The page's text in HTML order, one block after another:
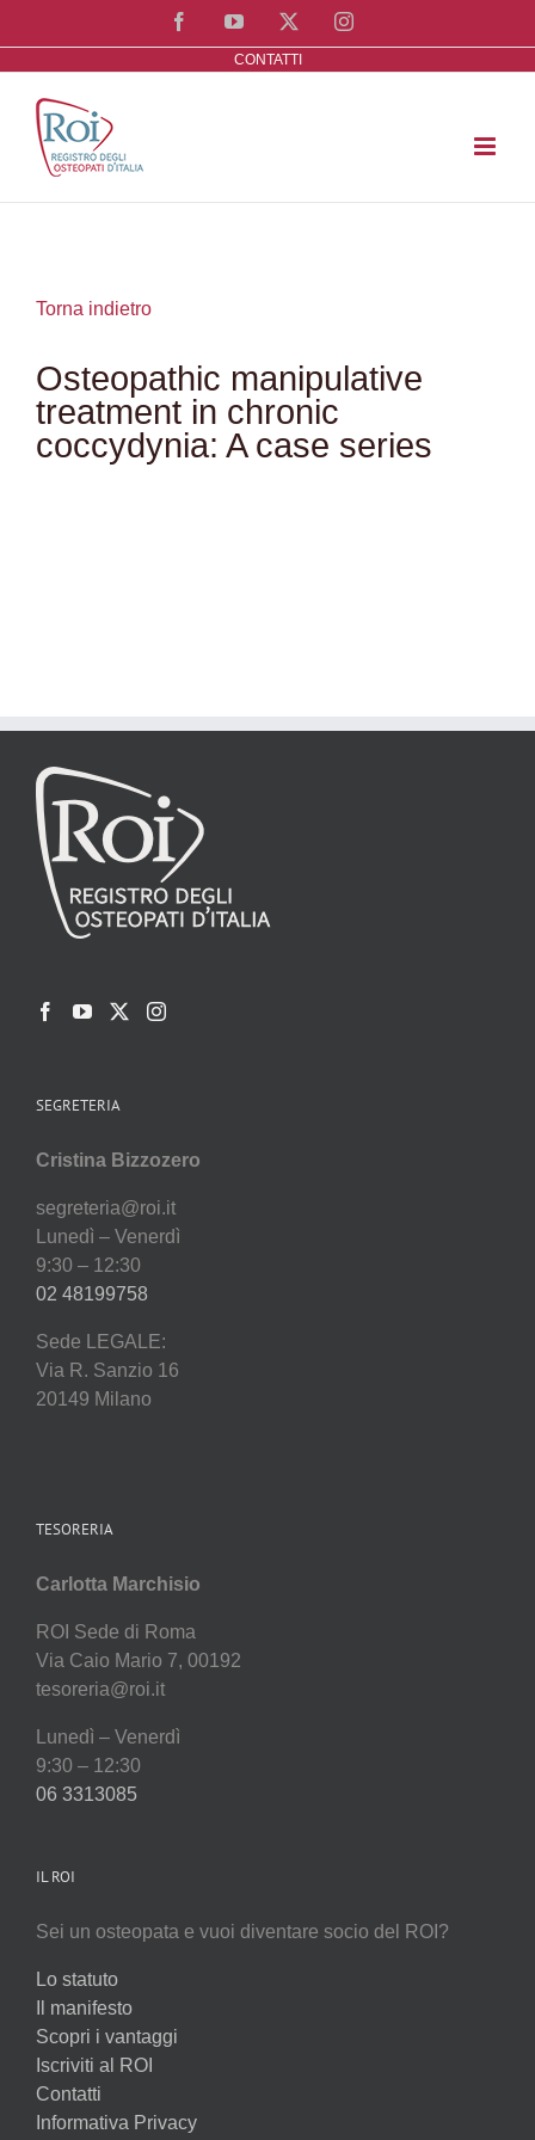
contenuto
FacebookYouTube Instagram
CONTATTI
Torna indietro
Osteopathic manipulative
treatment in chronic
coccydynia: A case series
SEGRETERIA
Cristina Bizzozero
segreteria@roi.it
Lunedì – Venerdì
9:30 – 12:30
02 48199758
Sede LEGALE:
Via R. Sanzio 16
20149 Milano
TESORERIA
Carlotta Marchisio
ROI Sede di Roma
Via Caio Mario 7, 00192
tesoreria@roi.it
Lunedì – Venerdì
9:30 – 12:30
06 3313085
IL ROI
Sei un osteopata e vuoi diventare socio del ROI?
Lo statuto
Il manifesto
Scopri i vantaggi
Iscriviti al ROI
Contatti
Informativa Privacy